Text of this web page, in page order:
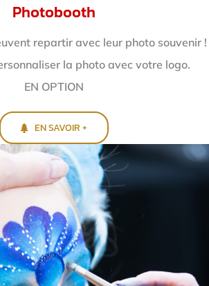
Photobooth
repartir avec leur photo souvenir !
la photo avec votre logo.
EN OPTION
EN SAVOIR +